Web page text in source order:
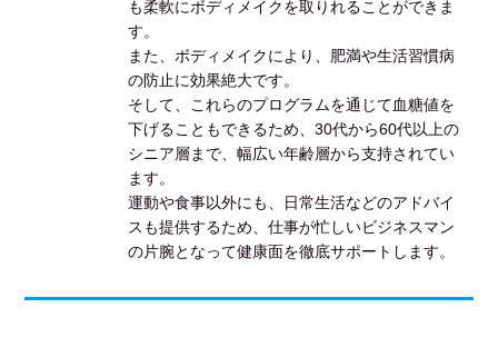
も柔軟にボディメイクを取りれることができま
す。
また、ボディメイクにより、肥満や生活習慣病
の防止に効果絶大です。
そして、これらのプログラムを通じて血糖値を
下げることもできるため、30代から60代以上の
シニア層まで、幅広い年齢層から支持されてい
ます。
運動や食事以外にも、日常生活などのアドバイ
スも提供するため、仕事が忙しいビジネスマン
の片腕となって健康面を徹底サポートします。